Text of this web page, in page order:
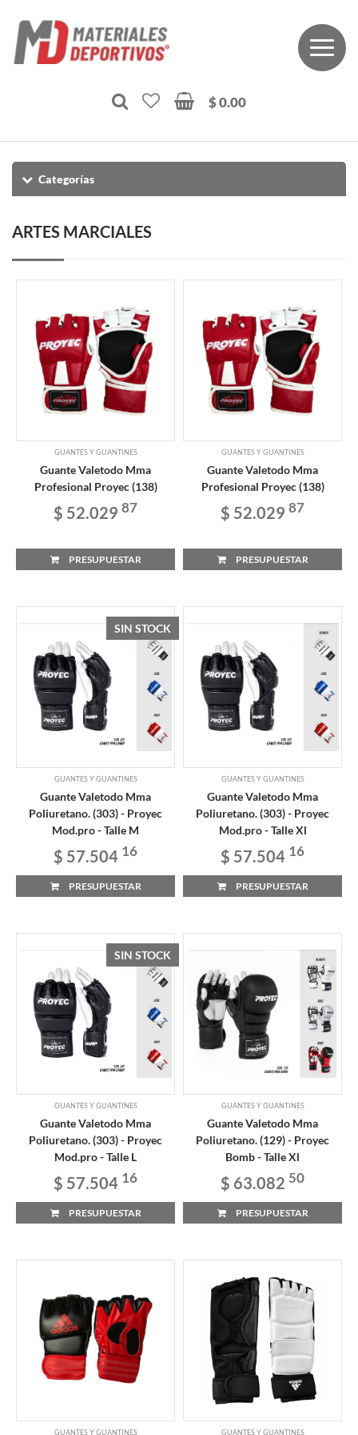
$ 0.00
Categorías
ARTES MARCIALES
GUANTES Y GUANTINES
Guante Valetodo Mma
Profesional Proyec (138)
$ 52.029 87
PRESUPUESTAR
GUANTES Y GUANTINES
Guante Valetodo Mma
Profesional Proyec (138)
$ 52.029 87
PRESUPUESTAR
SIN STOCK
GUANTES Y GUANTINES
Guante Valetodo Mma
Poliuretano. (303) - Proyec
Mod.pro - Talle M
$ 57.504 16
PRESUPUESTAR
GUANTES Y GUANTINES
Guante Valetodo Mma
Poliuretano. (303) - Proyec
Mod.pro - Talle Xl
$ 57.504 16
PRESUPUESTAR
SIN STOCK
GUANTES Y GUANTINES
Guante Valetodo Mma
Poliuretano. (303) - Proyec
Mod.pro - Talle L
$ 57.504 16
PRESUPUESTAR
GUANTES Y GUANTINES
Guante Valetodo Mma
Poliuretano. (129) - Proyec
Bomb - Talle Xl
$ 63.082 50
PRESUPUESTAR
GUANTES Y GUANTINES GUANTES Y GUANTINES